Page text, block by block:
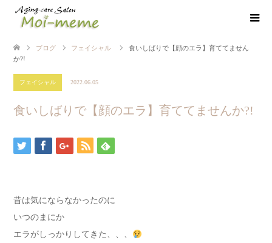
ブログ フェイシャル
食いしばりで【顔のエラ】育ててません
か?!
フェイシャル 2022.06.05
食いしばりで【顔のエラ】育ててませんか?!
昔は気にならなかったのに
いつのまにか
エラがしっかりしてきた、、、